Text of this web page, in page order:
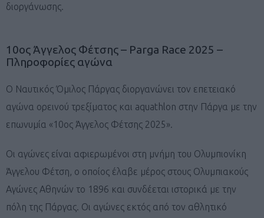
διοργάνωσης.
10ος Άγγελος Φέτσης – Parga Race 2025 –
Πληροφορίες αγώνα
Ο Ναυτικός Όμιλος Πάργας διοργανώνει τον επετειακό
αγώνα ορεινού τρεξίματος και aquathlon στην Πάργα με την
επωνυμία «10ος Άγγελος Φέτσης 2025».
Οι αγώνες είναι αφιερωμένοι στη μνήμη του Ολυμπιονίκη
Άγγελου Φέτση, ο οποίος έλαβε μέρος στους Ολυμπιακούς
Αγώνες Αθηνών το 1896 και συνδέεται ιστορικά με την
πόλη της Πάργας. Οι αγώνες εκτός από τον αθλητικό